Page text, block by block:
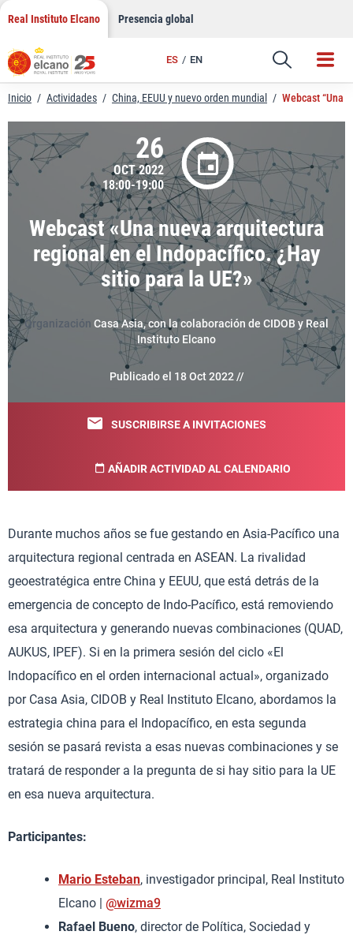
Saltar
contenido
Real Instituto Elcano Presencia global
ES EN
Enlace
Inicio / Actividades / China, EEUU y nuevo orden mundial / Webcast “Una
Webcast «Una nueva arquitectura
regional en el Indopacífico. ¿Hay
sitio para la UE?»
26
OCT 2022
18:00-19:00
Organización Casa Asia, con la colaboración de CIDOB y Real
Instituto Elcano
Publicado el 18 Oct 2022 //
SUSCRIBIRSE A INVITACIONES
AÑADIR ACTIVIDAD AL CALENDARIO
Durante muchos años se fue gestando en Asia-Pacífico una
arquitectura regional centrada en ASEAN. La rivalidad
geoestratégica entre China y EEUU, que está detrás de la
emergencia de concepto de Indo-Pacífico, está removiendo
esa arquitectura y generando nuevas combinaciones (QUAD,
AUKUS, IPEF). Si en la primera sesión del ciclo «El
Indopacífico en el orden internacional actual», organizado
por Casa Asia, CIDOB y Real Instituto Elcano, abordamos la
estrategia china para el Indopacífico, en esta segunda
sesión se pasará revista a esas nuevas combinaciones y se
tratará de responder a la pregunta de si hay sitio para la UE
en esa nueva arquitectura.
Participantes:
Mario Esteban, investigador principal, Real Instituto
Elcano | @wizma9
Rafael Bueno, director de Política, Sociedad y